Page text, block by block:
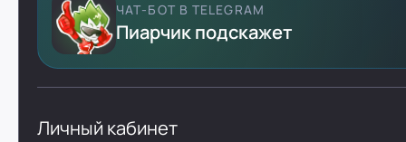
ЧАТ-БОТ В TELEGRAM
Пиарчик подскажет
Личный кабинет